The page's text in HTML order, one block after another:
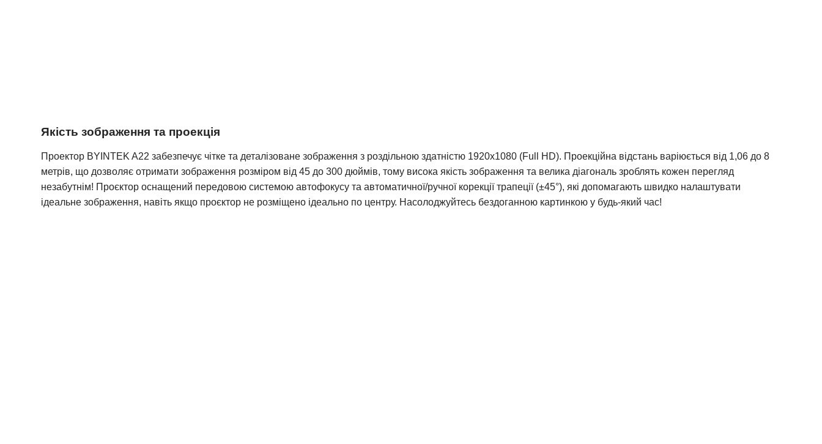
Якість зображення та проекція
Проектор BYINTEK A22 забезпечує чітке та деталізоване зображення з роздільною здатністю 1920x1080 (Full HD). Проекційна відстань варіюється від 1,06 до 8
метрів, що дозволяє отримати зображення розміром від 45 до 300 дюймів, тому висока якість зображення та велика діагональ зроблять кожен перегляд
незабутнім! Проєктор оснащений передовою системою автофокусу та автоматичної/ручної корекції трапеції (±45°), які допомагають швидко налаштувати
ідеальне зображення, навіть якщо проєктор не розміщено ідеально по центру. Насолоджуйтесь бездоганною картинкою у будь-який час!